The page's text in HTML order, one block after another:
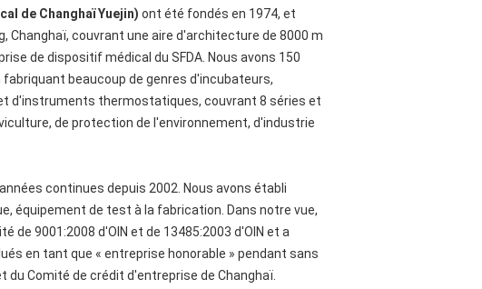
de Changhaï Yuejin) ont été fondés en 1974, et
Changhaï, couvrant une aire d'architecture de 8000 m
de dispositif médical du SFDA. Nous avons 150
beaucoup de genres d'incubateurs,
d'instruments thermostatiques, couvrant 8 séries et
de protection de l'environnement, d'industrie
continues depuis 2002. Nous avons établi
équipement de test à la fabrication. Dans notre vue,
9001:2008 d'OIN et de 13485:2003 d'OIN et a
en tant que « entreprise honorable » pendant sans
Comité de crédit d'entreprise de Changhaï.